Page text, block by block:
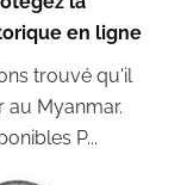
en ligne
trouvé qu'il
au Myanmar.
P...